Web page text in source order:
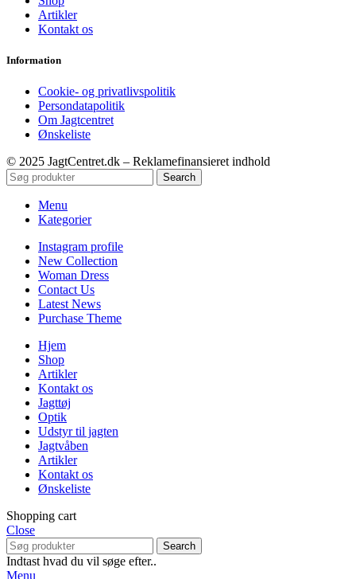
Artikler
Kontakt os
Information
Cookie- og privatlivspolitik
Persondatapolitik
Om Jagtcentret
Ønskeliste
© 2025 JagtCentret.dk – Reklamefinansieret indhold
Search
Menu
Kategorier
Instagram profile
New Collection
Woman Dress
Contact Us
Latest News
Purchase Theme
Hjem
Shop
Artikler
Kontakt os
Jagttøj
Optik
Udstyr til jagten
Jagtvåben
Artikler
Kontakt os
Ønskeliste
Shopping cart
Close
Search
Indtast hvad du vil søge efter..
Menu